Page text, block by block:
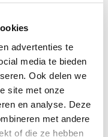
advertenties te
media te bieden
Ook delen we
site met onze
en analyse. Deze
met andere
of die ze hebben
geslagen? Wie was
zondebok? In de
nummer 22 de
huis met zo’n steen
liefde heerst.